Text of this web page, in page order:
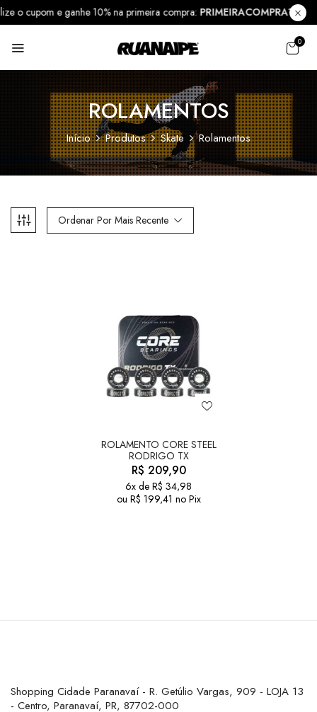
o cupom e ganhe 10% na primeira compra:PRIMEIRACOMPRA10
0
ROLAMENTOS
Início Produtos Skate Rolamentos
Ordenar Por Mais Recente
ROLAMENTO CORE STEEL
RODRIGO TX
R$ 209,90
6x de R$ 34,98
ou R$ 199,41 no Pix
Shopping Cidade Paranavaí - R. Getúlio Vargas, 909 - LOJA 13
- Centro, Paranavaí, PR, 87702-000